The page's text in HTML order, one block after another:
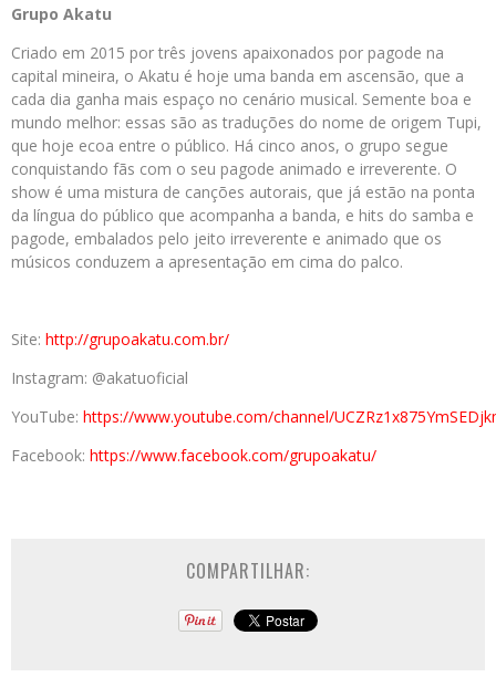
Grupo Akatu
Criado em 2015 por três jovens apaixonados por pagode na
capital mineira, o Akatu é hoje uma banda em ascensão, que a
cada dia ganha mais espaço no cenário musical. Semente boa e
mundo melhor: essas são as traduções do nome de origem Tupi,
que hoje ecoa entre o público. Há cinco anos, o grupo segue
conquistando fãs com o seu pagode animado e irreverente. O
show é uma mistura de canções autorais, que já estão na ponta
da língua do público que acompanha a banda, e hits do samba e
pagode, embalados pelo jeito irreverente e animado que os
músicos conduzem a apresentação em cima do palco.
Site: http://grupoakatu.com.br/
Instagram: @akatuoficial
YouTube: https://www.youtube.com/channel/
Facebook: https://www.facebook.com/grupoakatu/
COMPARTILHAR: